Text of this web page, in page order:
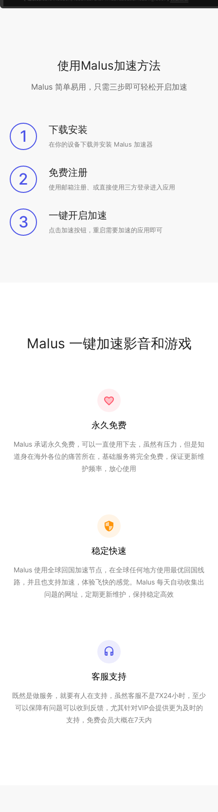
使用Malus加速方法
Malus 简单易用，只需三步即可轻松开启加速
1 下载安装
在你的设备下载并安装 Malus 加速器
2 免费注册
使用邮箱注册、或直接使用三方登录进入应用
3 一键开启加速
点击加速按钮，重启需要加速的应用即可
Malus 一键加速影音和游戏
永久免费
Malus 承诺永久免费，可以一直使用下去，虽然有压力，但是知
道身在海外各位的痛苦所在，基础服务将完全免费，保证更新维
护频率，放心使用
稳定快速
Malus 使用全球回国加速节点，在全球任何地方使用最优回国线
路，并且也支持加速，体验飞快的感觉。Malus 每天自动收集出
问题的网址，定期更新维护，保持稳定高效
客服支持
既然是做服务，就要有人在支持，虽然客服不是7X24小时，至少
可以保障有问题可以收到反馈，尤其针对VIP会提供更为及时的
支持，免费会员大概在7天内